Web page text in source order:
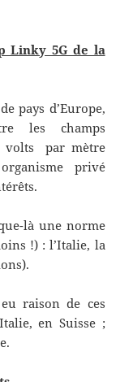
Linky 5G de la
pays d’Europe,
les champs
volts par mètre
privé
là une norme
!) : l’Italie, la
raison de ces
en Suisse ;